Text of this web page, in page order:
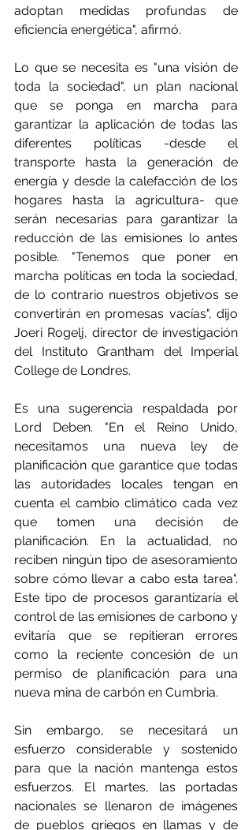
adoptan medidas profundas de
eficiencia energética", afirmó.
Lo que se necesita es "una visión de
toda la sociedad", un plan nacional
que se ponga en marcha para
garantizar la aplicación de todas las
diferentes políticas -desde el
transporte hasta la generación de
energía y desde la calefacción de los
hogares hasta la agricultura- que
serán necesarias para garantizar la
reducción de las emisiones lo antes
posible. "Tenemos que poner en
marcha políticas en toda la sociedad,
de lo contrario nuestros objetivos se
convertirán en promesas vacías", dijo
Joeri Rogelj, director de investigación
del Instituto Grantham del Imperial
College de Londres.
Es una sugerencia respaldada por
Lord Deben. "En el Reino Unido,
necesitamos una nueva ley de
planificación que garantice que todas
las autoridades locales tengan en
cuenta el cambio climático cada vez
que tomen una decisión de
planificación. En la actualidad, no
reciben ningún tipo de asesoramiento
sobre cómo llevar a cabo esta tarea".
Este tipo de procesos garantizaría el
control de las emisiones de carbono y
evitaría que se repitieran errores
como la reciente concesión de un
permiso de planificación para una
nueva mina de carbón en Cumbria.
Sin embargo, se necesitará un
esfuerzo considerable y sostenido
para que la nación mantenga estos
esfuerzos. El martes, las portadas
nacionales se llenaron de imágenes
de pueblos griegos en llamas y de